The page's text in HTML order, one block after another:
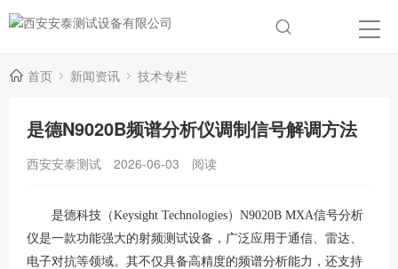
首页 新闻资讯 技术专栏
是德N9020B频谱分析仪调制信号解调方法
西安安泰测试 2026-06-03 阅读
是德科技（Keysight Technologies）N9020B MXA信号分析
仪是一款功能强大的射频测试设备，广泛应用于通信、雷达、
电子对抗等领域。其不仅具备高精度的频谱分析能力，还支持